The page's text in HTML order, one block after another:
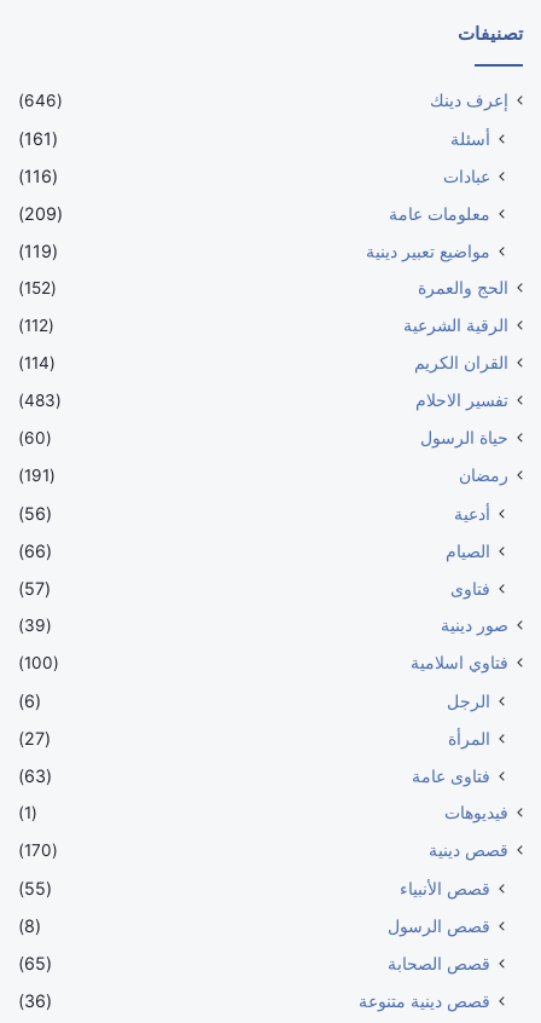
تصنيفات
إعرف دينك (646)
أسئلة
(161)
عبادات
(116)
معلومات عامة
(209)
مواضيع تعبير دينية
(119)
الحج والعمرة
(152)
الرقية الشرعية
(112)
القران الكريم
(114)
تفسير الاحلام
(483)
حياة الرسول
(60)
رمضان
(191)
أدعية
(56)
الصيام
(66)
فتاوى
(57)
صور دينية
(39)
فتاوي اسلامية
(100)
الرجل
(6)
المرأة
(27)
فتاوى عامة
(63)
فيديوهات
(1)
قصص دينية
(170)
قصص الأنبياء
(55)
قصص الرسول
(8)
قصص الصحابة
(65)
قصص دينية متنوعة
(36)